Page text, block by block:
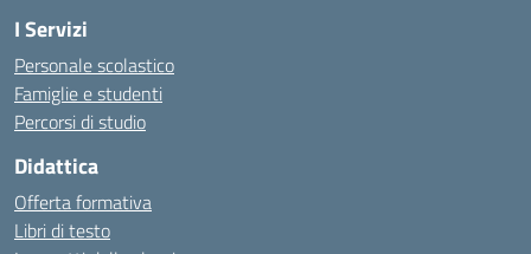
I Servizi
Personale scolastico
Famiglie e studenti
Percorsi di studio
Didattica
Offerta formativa
Libri di testo